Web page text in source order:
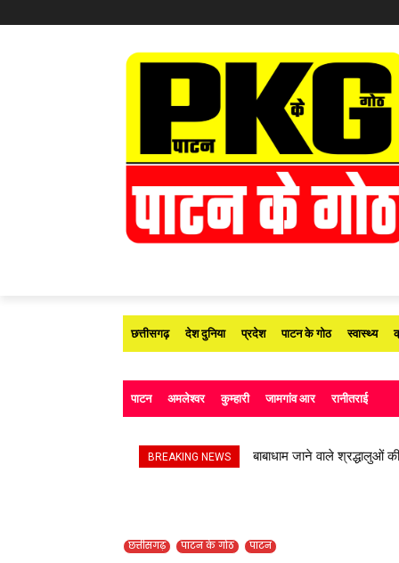
छत्तीसगढ़ देश दुनिया प्रदेश पाटन के गोठ स्वास्थ्य
पाटन अमलेश्वर कुम्हारी जामगांव आर रानीतराई
BREAKING NEWS बाबाधाम जाने वाले श्रद्धालुओं
उप निरीक्षक सुभाष चंद्र यादव
छत्तीसगढ़ पाटन के गोठ पाटन